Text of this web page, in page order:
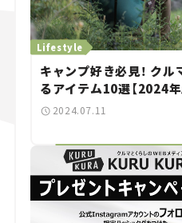
Lifestyle
キャンプ好き必見！ ク
るアイテム10選【2024年
2024.07.11